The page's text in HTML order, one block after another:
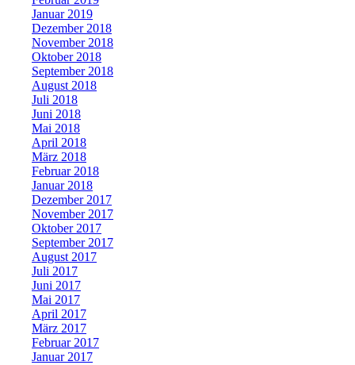
Januar 2019
Dezember 2018
November 2018
Oktober 2018
September 2018
August 2018
Juli 2018
Juni 2018
Mai 2018
April 2018
März 2018
Februar 2018
Januar 2018
Dezember 2017
November 2017
Oktober 2017
September 2017
August 2017
Juli 2017
Juni 2017
Mai 2017
April 2017
März 2017
Februar 2017
Januar 2017